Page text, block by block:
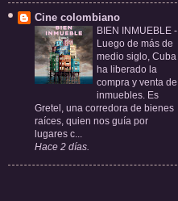
Cine colombiano
BIEN INMUEBLE -
Luego de más de
medio siglo, Cuba
ha liberado la
compra y venta de
inmuebles. Es
Gretel, una corredora de bienes
raíces, quien nos guía por
lugares c...
Hace 2 días.